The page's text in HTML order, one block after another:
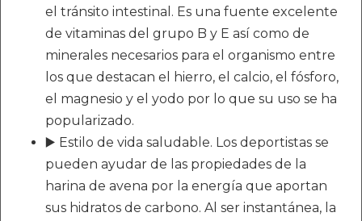
el tránsito intestinal. Es una fuente excelente
de vitaminas del grupo B y E así como de
minerales necesarios para el organismo entre
los que destacan el hierro, el calcio, el fósforo,
el magnesio y el yodo por lo que su uso se ha
popularizado.
▶️ Estilo de vida saludable. Los deportistas se
pueden ayudar de las propiedades de la
harina de avena por la energía que aportan
sus hidratos de carbono. Al ser instantánea, la